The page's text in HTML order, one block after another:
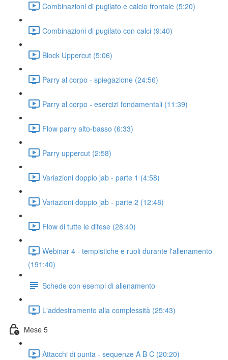
Combinazioni di pugilato e calcio frontale (5:20)
Combinazioni di pugilato con calci (9:40)
Block Uppercut (5:06)
Parry al corpo - spiegazione (24:56)
Parry al corpo - esercizi fondamentali (11:39)
Flow parry alto-basso (6:33)
Parry uppercut (2:58)
Variazioni doppio jab - parte 1 (4:58)
Variazioni doppio jab - parte 2 (12:48)
Flow di tutte le difese (28:40)
Webinar 4 - tempistiche e ruoli durante l'allenamento
(191:40)
Schede con esempi di allenamento
L'addestramento alla complessità (25:43)
Mese 5
Attacchi di punta - sequenze A B C (20:20)